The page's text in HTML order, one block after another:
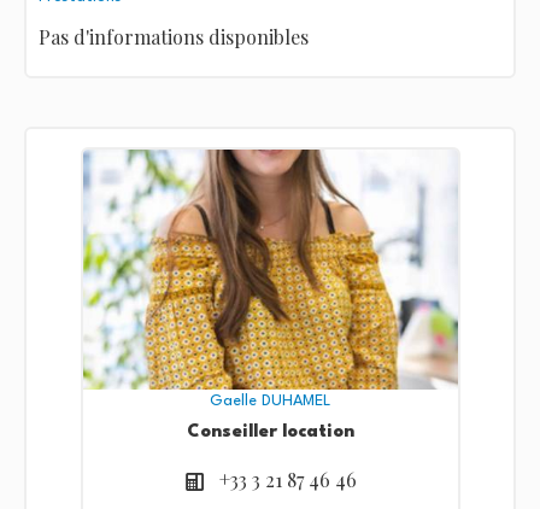
Pas d'informations disponibles
Gaelle DUHAMEL
Conseiller location
+33 3 21 87 46 46